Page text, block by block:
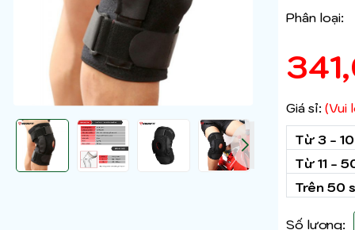
Phân loại:
Giá sỉ: (Vui
Từ 3 -
Từ 11 -
Trên 50
Số lượng: